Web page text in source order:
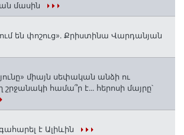
մասին
են փոշուց»․ Քրիստինա Վարդանյան
միայն սեփական անձի ու
շրջանակի համա՞ր է․․․ հերոսի մայրը՝
է Ալիևին